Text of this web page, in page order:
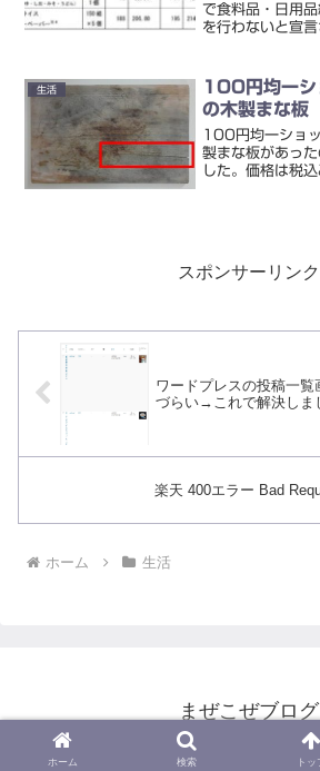
で食料品・日用
を行わないと宣言
品目のみとのこ
3品目ってどれ？
生活
100円均一シ
の木製まな板
100円均一ショ
製まな板があっ
した。価格は税
スポンサーリンク
ワードプレスの投稿一覧
づらい→これで解決しま
楽天 400エラー Bad
ホーム 生活
まぜこぜブログ
Copyright © 2017-2026 まぜこぜブログ
ホーム 検索 トッ